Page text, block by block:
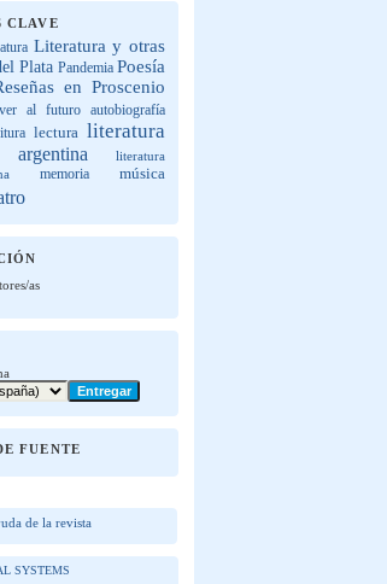
CLAVE
Literatura y otras
Plata Pandemia Poesía
en Proscenio
al futuro autobiografía
lectura literatura
literatura
memoria música
as
FUENTE
de la revista
SYSTEMS